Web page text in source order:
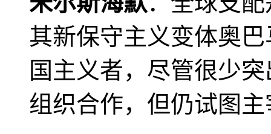
其新保守主义变体奥
国主义者，尽管很少
组织合作，但仍试图